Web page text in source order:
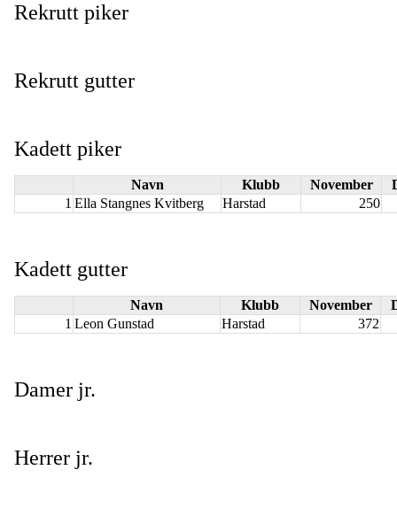
Rekrutt piker
Rekrutt gutter
Kadett piker
Navn Klubb November
1 Ella Stangnes Kvitberg Harstad 250
Kadett gutter
Navn Klubb November
1 Leon Gunstad Harstad 372
Damer jr.
Herrer jr.